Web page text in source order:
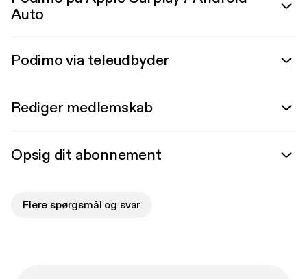
Auto
Podimo via teleudbyder
Rediger medlemskab
Opsig dit abonnement
Flere spørgsmål og svar